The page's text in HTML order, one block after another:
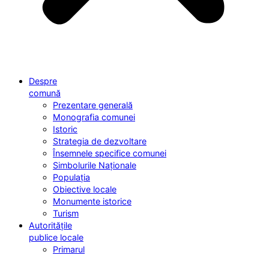
Despre
comună
Prezentare generală
Monografia comunei
Istoric
Strategia de dezvoltare
Însemnele specifice comunei
Simbolurile Naționale
Populația
Obiective locale
Monumente istorice
Turism
Autoritățile
publice locale
Primarul